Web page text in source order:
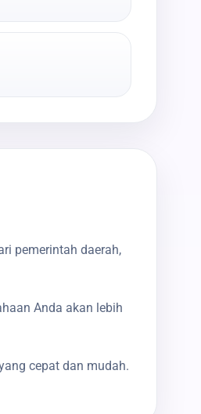
pemerintah daerah,
Anda akan lebih
cepat dan mudah.